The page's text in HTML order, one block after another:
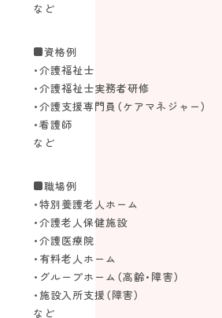
など
■資格例
・介護福祉士
・介護福祉士実務者研修
・介護支援専門員（ケアマネジャー）
・看護師
など
■職場例
・特別養護老人ホーム
・介護老人保健施設
・介護医療院
・有料老人ホーム
・グループホーム（高齢・障害）
・施設入所支援（障害）
など